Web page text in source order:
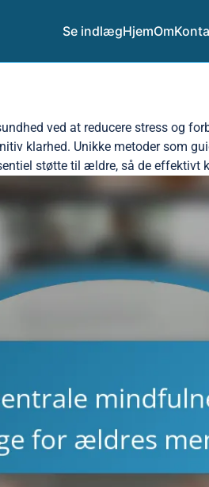
Se indlægHjemOm
ved at reducere stress og
klarhed. Unikke metoder som
støtte til ældre, så de effektivt